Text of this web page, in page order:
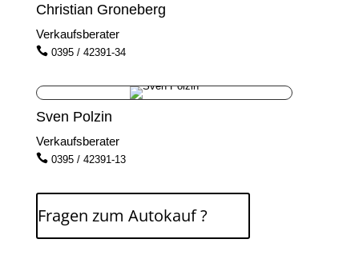
Christian Groneberg
Verkaufsberater
 0395 / 42391-34
Sven Polzin
Verkaufsberater
 0395 / 42391-13
Fragen zum Autokauf ?